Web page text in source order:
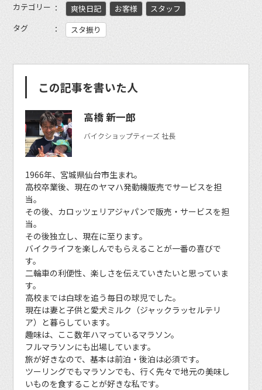
カテゴリー 爽快日記 お客様
スタッフ
タグ
スタ振り
この記事を書いた人
高橋 新一郎
バイクショップティーズ 社長
1966年、宮城県仙台市生まれ。
高校卒業後、現在のヤマハ発動機販売でサービスを担
当。
その後、カロッツェリアジャパンで販売・サービスを担
当。
その後独立し、現在に至ります。
バイクライフを楽しんでもらえることが一番の喜びで
す。
二輪車の利便性、楽しさを伝えていきたいと思っていま
す。
高校までは白球を追う毎日の球児でした。
現在は妻と子供と愛犬ミルク（ジャックラッセルテリ
ア）と暮らしています。
趣味は、ここ数年ハマっているマラソン。
フルマラソンにも出場しています。
旅が好きなので、基本は前泊・後泊は必須です。
ツーリングでもマラソンでも、行く先々で地元の美味し
いものを食することが好きな私です。